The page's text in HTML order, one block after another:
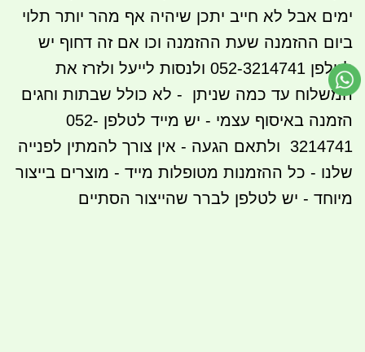
ימים אבל לא חייב יתכן שיהיה אף מהר יותר תלוי
ביום ההזמנה שעת ההזמנה וכו אם זה דחוף יש
לטלפן 052-3214741 ולנסות לייעל ולזרז את
המשלוח עד כמה שניתן - לא כולל שבתות וחגים
הזמנה באיסוף עצמי - יש מייד לטלפן 052-
3214741 ולתאם הגעה - אין צורך להמתין לפנייה
שלנו - כל ההזמנות מטופלות מייד - מוצרים בייצור
מיוחד - יש לטלפן לברר שהייצור הסתיים